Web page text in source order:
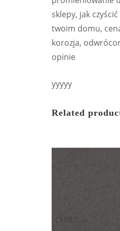
sklepy, jak
twoim domu,
korozja,
opinie
yyyyy
Related